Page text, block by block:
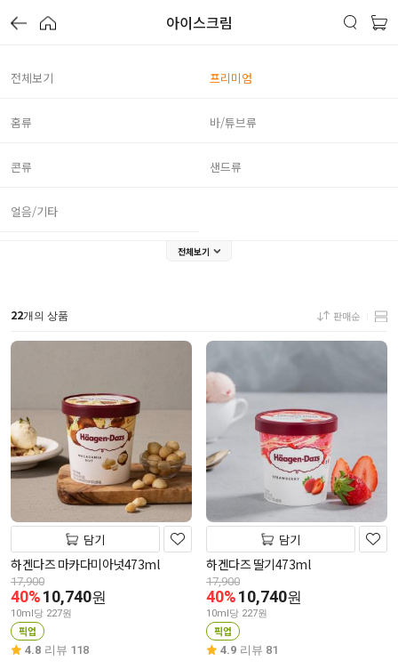
아이스크림
전체보기 프리미엄
홈류 바/튜브류
콘류 샌드류
얼음/기타
전체보기
22개의 상품 판매순
담기
하겐다즈 마카다미아넛473ml
17,900
40%10,740원
10ml당 227원
픽업
4.8 리뷰 118
담기
하겐다즈 딸기473ml
17,900
40%10,740원
10ml당 227원
픽업
4.9 리뷰 81